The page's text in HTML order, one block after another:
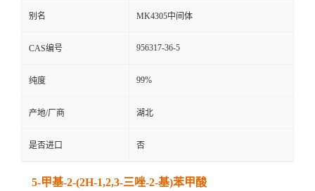
别名 MK4305中间体
CAS编号 956317-36-5
纯度 99%
产地/厂商 湖北
是否进口 否
5-甲基-2-(2H-1,2,3-三唑-2-基)苯甲酸